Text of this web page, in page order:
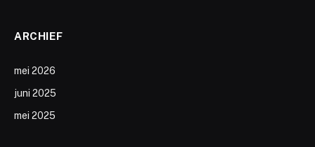
ARCHIEF
mei 2026
juni 2025
mei 2025